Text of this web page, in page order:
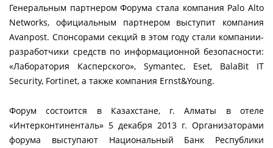
Генеральным партнером Форума стала компания Palo Alto
Networks, официальным партнером выступит компания
Avanpost. Спонсорами секций в этом году стали компании-
разработчики средств по информационной безопасности:
«Лаборатория Касперского», Symantec, Eset, BalaBit IT
Security, Fortinet, а также компания Ernst&Young.
Форум состоится в Казахстане, г. Алматы в отеле
«Интерконтиненталь» 5 декабря 2013 г. Организаторами
форума выступают Национальный Банк Республики